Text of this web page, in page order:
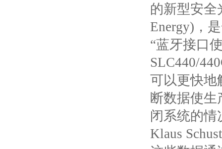
的新型安全
Energy)，
“蓝牙接口
SLC440/
可以更快地
断数据使
闭系统的
Klaus